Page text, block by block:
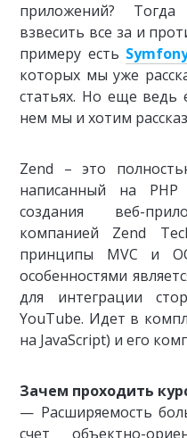
приложений?
взвесить все за и
примеру есть
которых мы уже
статьях. Но еще ведь
нем мы и хотим
Zend – это
написанный на
создания веб-
компанией Zend
принципы MVC и
особенностями
для интеграции
YouTube. Идет в
на JavaScript) и его
Зачем проходить
— Расширяемость
счет объектно-